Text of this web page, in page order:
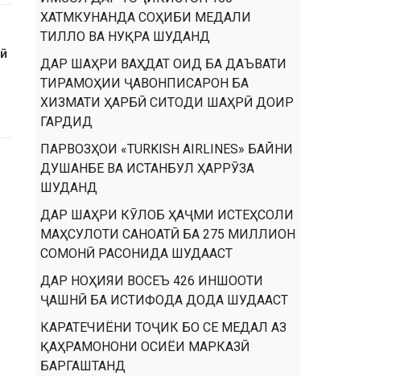
ХАТМКУНАНДА СОҲИБИ МЕДАЛИ
ТИЛЛО ВА НУҚРА ШУДАНД
ДАР ШАҲРИ ВАҲДАТ ОИД БА ДАЪВАТИ
ТИРАМОҲИИ ҶАВОНПИСАРОН БА
ХИЗМАТИ ҲАРБӢ СИТОДИ ШАҲРӢ ДОИР
ГАРДИД
ПАРВОЗҲОИ «TURKISH AIRLINES» БАЙНИ
ДУШАНБЕ ВА ИСТАНБУЛ ҲАРРӮЗА
ШУДАНД
ДАР ШАҲРИ КӮЛОБ ҲАҶМИ ИСТЕҲСОЛИ
МАҲСУЛОТИ САНОАТӢ БА 275 МИЛЛИОН
СОМОНӢ РАСОНИДА ШУДААСТ
ДАР НОҲИЯИ ВОСЕЪ 426 ИНШООТИ
ҶАШНӢ БА ИСТИФОДА ДОДА ШУДААСТ
КАРАТЕЧИЁНИ ТОҶИК БО СЕ МЕДАЛ АЗ
ҚАҲРАМОНОНИ ОСИЁИ МАРКАЗӢ
БАРГАШТАНД